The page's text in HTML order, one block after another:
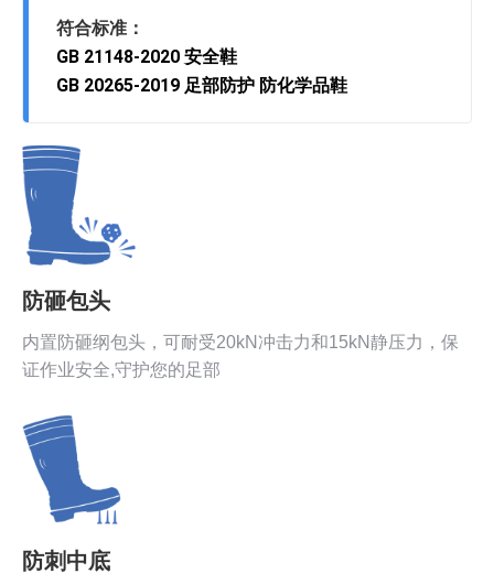
符合标准：
GB 21148-2020 安全鞋
GB 20265-2019 足部防护 防化学品鞋
防砸包头
内置防砸纲包头，可耐受20kN冲击力和15kN静压力，保
证作业安全,守护您的足部
防刺中底